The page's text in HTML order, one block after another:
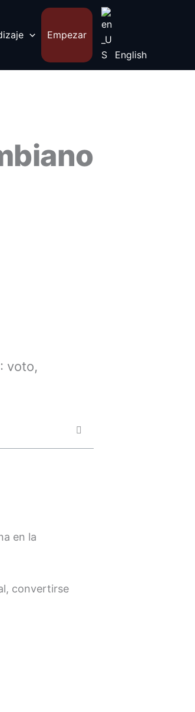
Empezar
English
voto,
en la
convertirse